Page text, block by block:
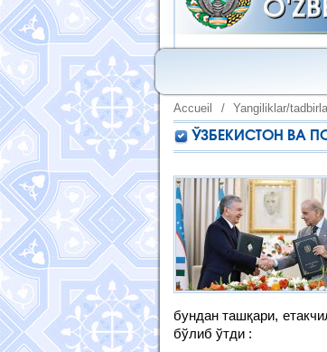
Accueil / Yangiliklar/
ЎЗБЕКИСТОН ВА
бундан ташқари,
бўлиб ўтди :